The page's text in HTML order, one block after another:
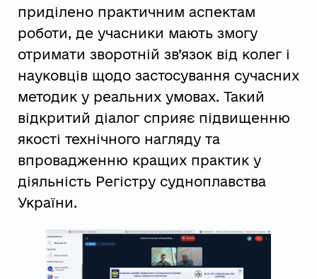
приділено практичним аспектам
роботи, де учасники мають змогу
отримати зворотній зв’язок від колег і
науковців щодо застосування сучасних
методик у реальних умовах. Такий
відкритий діалог сприяє підвищенню
якості технічного нагляду та
впровадженню кращих практик у
діяльність Регістру судноплавства
України.